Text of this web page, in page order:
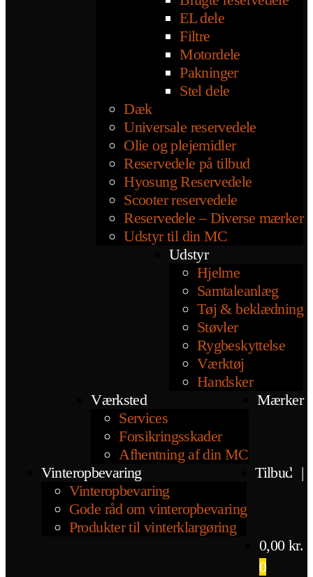
EL dele
Filtre
Motordele
Pakninger
Stel dele
Dæk
Universale reservedele
Olie og plejemidler
Reservedele på tilbud
Hyosung Reservedele
Scooter reservedele
Reservedele – Diverse mærker
Udstyr til din MC
Udstyr
Hjelme
Samtaleanlæg
Tøj & beklædning
Støvler
Rygbeskyttelse
Værktøj
Handsker
Værksted
Services
Forsikringsskader
Afhentning af din MC
Mærker
Vinteropbevaring
Vinteropbevaring
Gode råd om vinteropbevaring
Produkter til vinterklargøring
Tilbud |
0,00 kr.
0